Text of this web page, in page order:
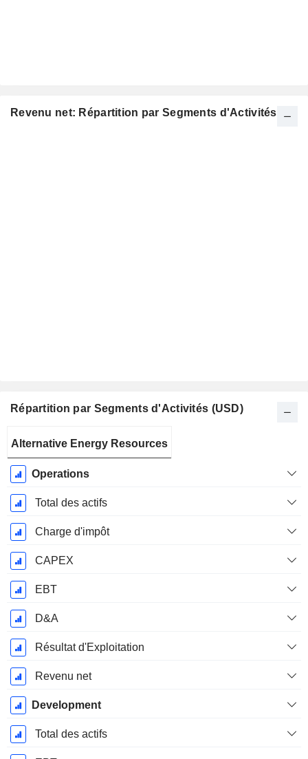
Revenu net: Répartition par Segments d'Activités
Répartition par Segments d'Activités (USD)
Fiscale:
Décembre
Alternative Energy Resources
Operations
Total des actifs
Charge d'impôt
CAPEX
EBT
D&A
Résultat d'Exploitation
Revenu net
Development
Total des actifs